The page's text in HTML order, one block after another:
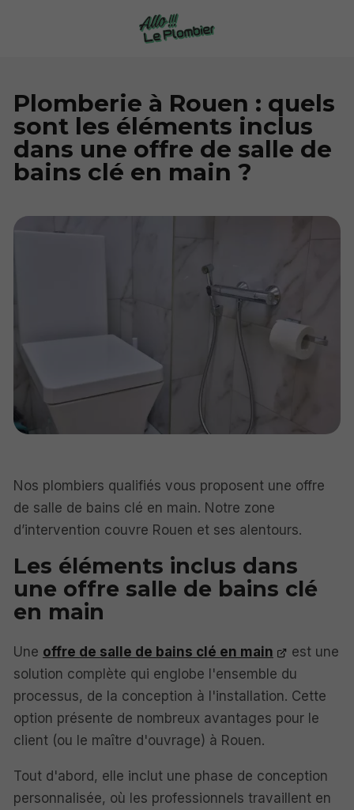
Plomberie à Rouen : quels
sont les éléments inclus
dans une offre de salle de
bains clé en main ?
Nos plombiers qualifiés vous proposent une offre
de salle de bains clé en main. Notre zone
d’intervention couvre Rouen et ses alentours.
Les éléments inclus dans
une offre salle de bains clé
en main
Une offre de salle de bains clé en main
est une
solution complète qui englobe l'ensemble du
processus, de la conception à l'installation. Cette
option présente de nombreux avantages pour le
client (ou le maître d'ouvrage) à Rouen.
Tout d'abord, elle inclut une phase de conception
personnalisée, où les professionnels travaillent en